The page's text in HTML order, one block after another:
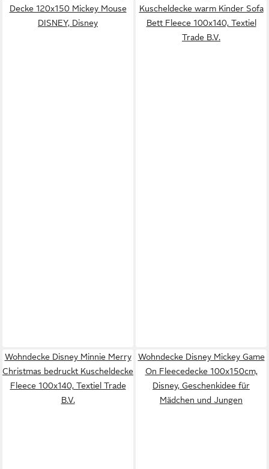
Decke 120x150 Mickey Mouse
DISNEY, Disney
Kuscheldecke warm Kinder Sofa
Bett Fleece 100x140, Textiel
Trade B.V.
Wohndecke Disney Minnie Merry
Christmas bedruckt Kuscheldecke
Fleece 100x140, Textiel Trade
B.V.
Wohndecke Disney Mickey Game
On Fleecedecke 100x150cm,
Disney, Geschenkidee für
Mädchen und Jungen